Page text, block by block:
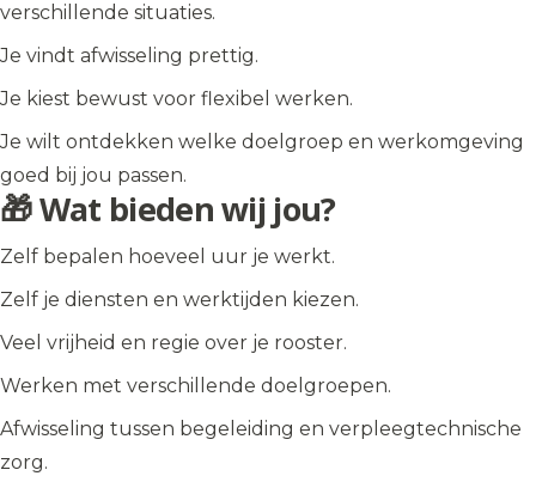
verschillende situaties.
Je vindt afwisseling prettig.
Je kiest bewust voor flexibel werken.
Je wilt ontdekken welke doelgroep en werkomgeving
goed bij jou passen.
🎁 Wat bieden wij jou?
Zelf bepalen hoeveel uur je werkt.
Zelf je diensten en werktijden kiezen.
Veel vrijheid en regie over je rooster.
Werken met verschillende doelgroepen.
Afwisseling tussen begeleiding en verpleegtechnische
zorg.